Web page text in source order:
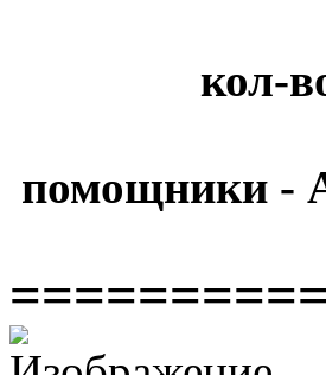
кол-
помощники -